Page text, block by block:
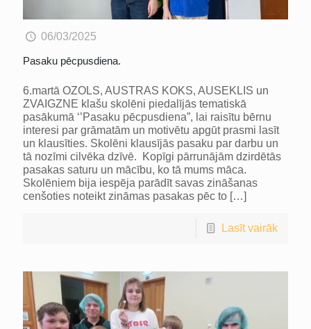
06/03/2025
Pasaku pēcpusdiena.
6.martā OZOLS, AUSTRAS KOKS, AUSEKLIS un
ZVAIGZNE klašu skolēni piedalījās tematiskā
pasākumā ‘’Pasaku pēcpusdiena”, lai raisītu bērnu
interesi par grāmatām un motivētu apgūt prasmi lasīt
un klausīties. Skolēni klausījās pasaku par darbu un
tā nozīmi cilvēka dzīvē. Kopīgi pārrunājām dzirdētās
pasakas saturu un mācību, ko tā mums māca.
Skolēniem bija iespēja parādīt savas zināšanas
cenšoties noteikt zināmas pasakas pēc to […]
Lasīt vairāk